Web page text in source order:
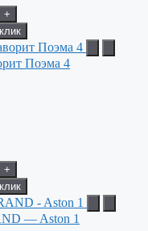
+
Поэма 4
+
— Aston 1